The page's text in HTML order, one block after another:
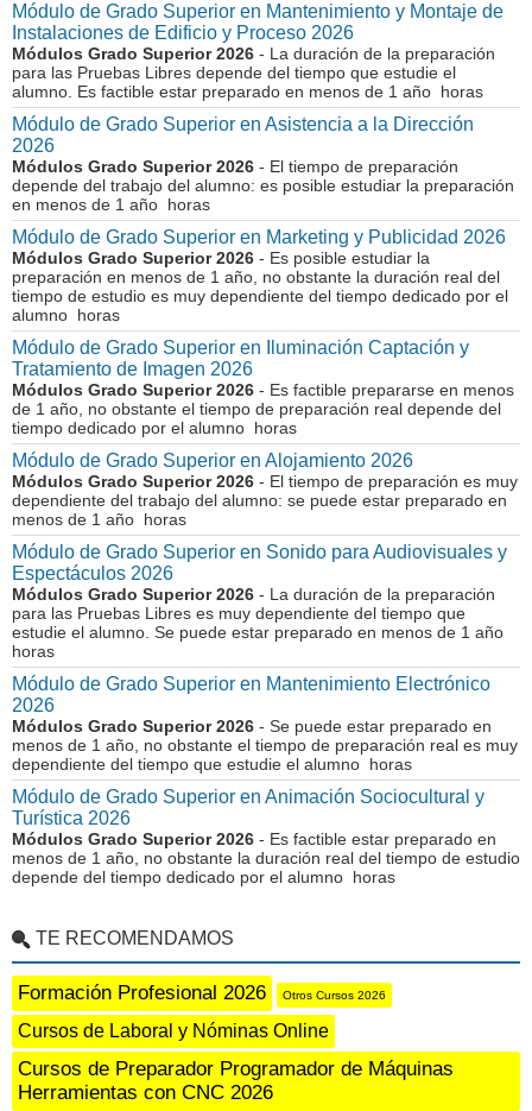
Módulo de Grado Superior en Mantenimiento y Montaje de
Instalaciones de Edificio y Proceso 2026
Módulos Grado Superior 2026 - La duración de la preparación
para las Pruebas Libres depende del tiempo que estudie el
alumno. Es factible estar preparado en menos de 1 año horas
Módulo de Grado Superior en Asistencia a la Dirección
2026
Módulos Grado Superior 2026 - El tiempo de preparación
depende del trabajo del alumno: es posible estudiar la preparación
en menos de 1 año horas
Módulo de Grado Superior en Marketing y Publicidad 2026
Módulos Grado Superior 2026 - Es posible estudiar la
preparación en menos de 1 año, no obstante la duración real del
tiempo de estudio es muy dependiente del tiempo dedicado por el
alumno horas
Módulo de Grado Superior en Iluminación Captación y
Tratamiento de Imagen 2026
Módulos Grado Superior 2026 - Es factible prepararse en menos
de 1 año, no obstante el tiempo de preparación real depende del
tiempo dedicado por el alumno horas
Módulo de Grado Superior en Alojamiento 2026
Módulos Grado Superior 2026 - El tiempo de preparación es muy
dependiente del trabajo del alumno: se puede estar preparado en
menos de 1 año horas
Módulo de Grado Superior en Sonido para Audiovisuales y
Espectáculos 2026
Módulos Grado Superior 2026 - La duración de la preparación
para las Pruebas Libres es muy dependiente del tiempo que
estudie el alumno. Se puede estar preparado en menos de 1 año
horas
Módulo de Grado Superior en Mantenimiento Electrónico
2026
Módulos Grado Superior 2026 - Se puede estar preparado en
menos de 1 año, no obstante el tiempo de preparación real es muy
dependiente del tiempo que estudie el alumno horas
Módulo de Grado Superior en Animación Sociocultural y
Turística 2026
Módulos Grado Superior 2026 - Es factible estar preparado en
menos de 1 año, no obstante la duración real del tiempo de estudio
depende del tiempo dedicado por el alumno horas
TE RECOMENDAMOS
Formación Profesional 2026 Otros Cursos 2026
Cursos de Laboral y Nóminas Online
Cursos de Preparador Programador de Máquinas
Herramientas con CNC 2026